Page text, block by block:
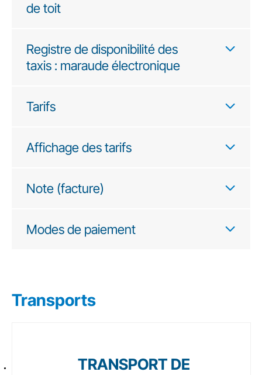
de toit
Registre de disponibilité des
taxis : maraude électronique
Tarifs
Affichage des tarifs
Note (facture)
Modes de paiement
Transports
TRANSPORT DE